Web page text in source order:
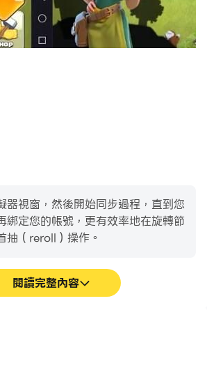
器視窗，然後開始同步過程，直到您
綁定您的帳號，更有效率地在旋轉節
抽（reroll）操作。
閱讀完整內容